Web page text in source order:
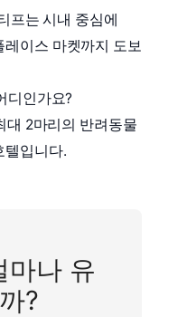
프는 시내 중심에
이스 마켓까지 도보
디인가요?
대 2마리의 반려동물
텔입니다.
마나 유
?